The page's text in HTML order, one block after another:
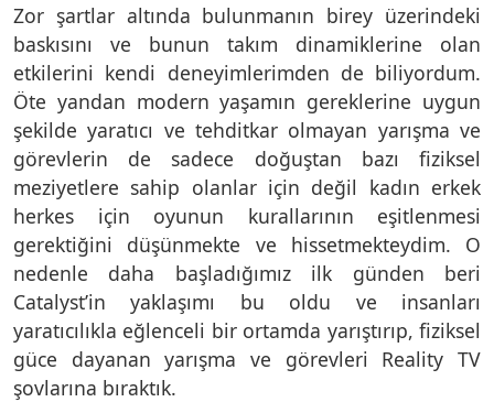
Zor şartlar altında bulunmanın birey üzerindeki
baskısını ve bunun takım dinamiklerine olan
etkilerini kendi deneyimlerimden de biliyordum.
Öte yandan modern yaşamın gereklerine uygun
şekilde yaratıcı ve tehditkar olmayan yarışma ve
görevlerin de sadece doğuştan bazı fiziksel
meziyetlere sahip olanlar için değil kadın erkek
herkes için oyunun kurallarının eşitlenmesi
gerektiğini düşünmekte ve hissetmekteydim. O
nedenle daha başladığımız ilk günden beri
Catalyst’in yaklaşımı bu oldu ve insanları
yaratıcılıkla eğlenceli bir ortamda yarıştırıp, fiziksel
güce dayanan yarışma ve görevleri Reality TV
şovlarına bıraktık.